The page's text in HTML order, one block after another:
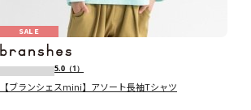
SALE
5.0 （1）
【ブランシェスmini】アソート長袖Tシャツ